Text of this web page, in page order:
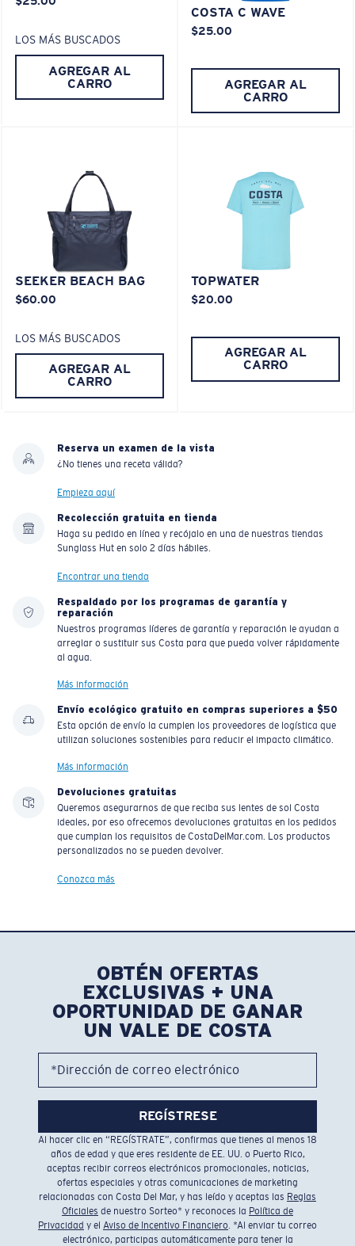
Es posible que necesite una montura
LOS MÁS BUSCADOS
AGREGAR AL
CARRO
COSTA C WAVE
$25.00
AGREGAR AL
CARRO
SEEKER BEACH BAG
$60.00
LOS MÁS BUSCADOS
AGREGAR AL
CARRO
TOPWATER
$20.00
AGREGAR AL
CARRO
Reserva un examen de la vista
¿No tienes una receta válida?
Empieza aquí
Recolección gratuita en tienda
Haga su pedido en línea y recójalo en una de nuestras tiendas
Sunglass Hut en solo 2 días hábiles.
Encontrar una tienda
Respaldado por los programas de garantía y
reparación
Nuestros programas líderes de garantía y reparación le ayudan a
arreglar o sustituir sus Costa para que pueda volver rápidamente
al agua.
Más información
Envío ecológico gratuito en compras superiores a $50
Esta opción de envío la cumplen los proveedores de logística que
utilizan soluciones sostenibles para reducir el impacto climático.
Más información
Devoluciones gratuitas
Queremos asegurarnos de que reciba sus lentes de sol Costa
ideales, por eso ofrecemos devoluciones gratuitas en los pedidos
que cumplan los requisitos de CostaDelMar.com. Los productos
personalizados no se pueden devolver.
Conozca más
OBTÉN OFERTAS
EXCLUSIVAS + UNA
OPORTUNIDAD DE GANAR
UN VALE DE COSTA
*Dirección de correo electrónico
REGÍSTRESE
Al hacer clic en “REGÍSTRATE”, confirmas que tienes al menos 18
años de edad y que eres residente de EE. UU. o Puerto Rico,
aceptas recibir correos electrónicos promocionales, noticias,
ofertas especiales y otras comunicaciones de marketing
relacionadas con Costa Del Mar, y has leído y aceptas las Reglas
Oficiales de nuestro Sorteo* y reconoces la Política de
Privacidad y el Aviso de Incentivo Financiero . *Al enviar tu correo
electrónico, participas automáticamente para tener la